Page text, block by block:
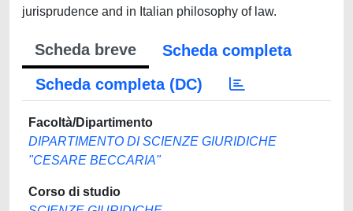
jurisprudence and in Italian philosophy of law.
Scheda breve
Scheda completa
Scheda completa (DC)
Facoltà/Dipartimento
DIPARTIMENTO DI SCIENZE GIURIDICHE
"CESARE BECCARIA"
Corso di studio